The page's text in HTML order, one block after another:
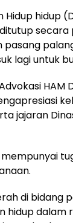
hidup
secara
pasang
lagi untuk
HAM
jajaran
mempunyai
di bidang
hidup dalam